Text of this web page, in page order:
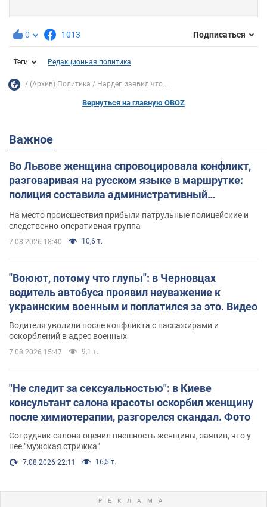
0 1013 Подписаться
Теги Редакционная политика
(Архив) Политика Нардеп заявил что...
Вернуться на главную OBOZ
Важное
Во Львове женщина спровоцировала конфликт,
разговаривая на русском языке в маршрутке:
полиция составила административный
На место происшествия прибыли патрульные полицейские и
следственно-оперативная группа
7.08.2026 18:40 10,6 т.
"Воюют, потому что глупы": в Черновцах
водитель автобуса проявил неуважение к
украинским военным и поплатился за это. Видео
Водителя уволили после конфликта с пассажирами и
оскорблений в адрес военных
7.08.2026 15:47 9,1 т.
"Не следит за сексуальностью": в Киеве
консультант салона красоты оскорбил женщину
после химиотерапии, разгорелся скандал. Фото
Сотрудник салона оценил внешность женщины, заявив, что у
нее "мужская стрижка"
7.08.2026 22:11 16,5 т.